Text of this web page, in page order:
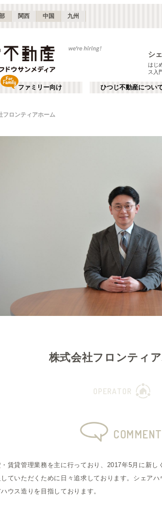
関西 中国 九州
シ
はじ
ス入
ファミリー向け ひつじ不動産につい
フロンティアホーム
株式会社フロンティ
OPERATOR
COMMENT
賃貸管理業務を主に行っており、2017年5月に新
ていただくために日々追求しております。シェア
ウス造りを目指しております。